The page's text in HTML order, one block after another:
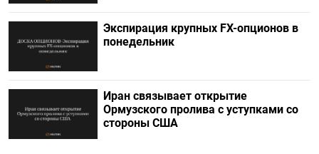
Экспирация крупных FX-опционов в
понедельник
Иран связывает открытие
Ормузского пролива с уступками со
стороны США